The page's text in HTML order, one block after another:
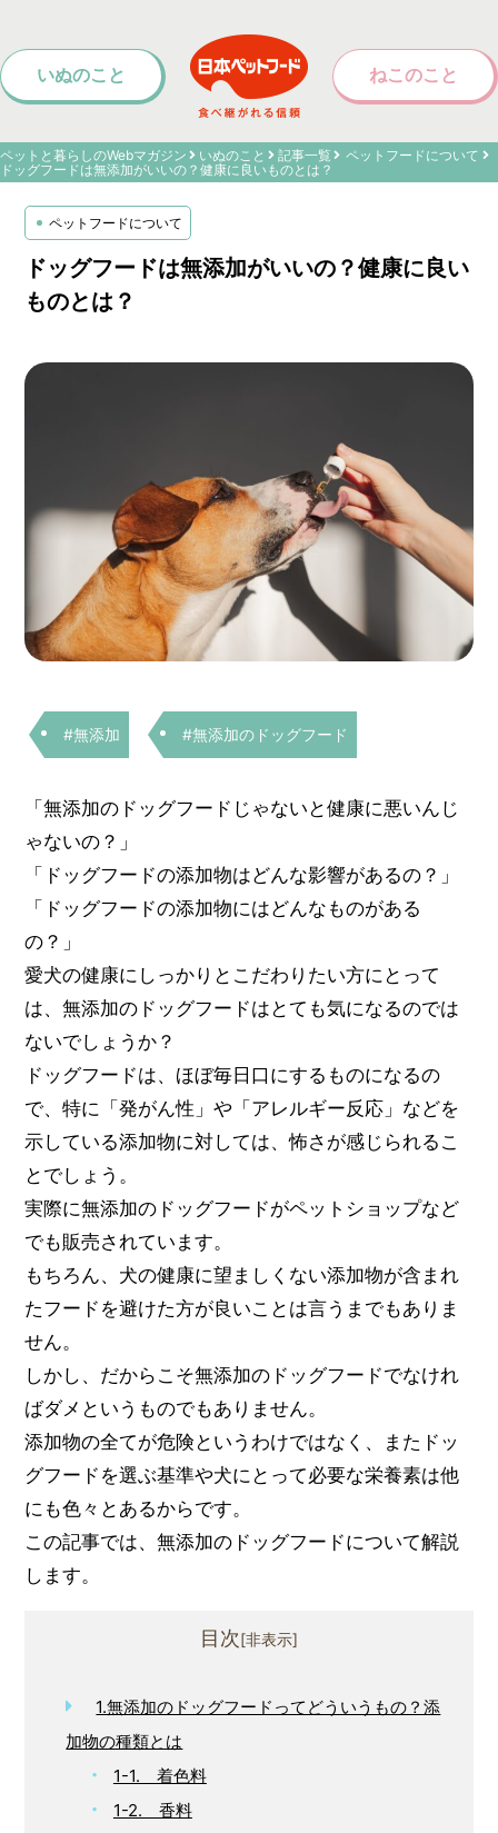
いぬのこと ねこのこと
ペットと暮らしのWebマガジン いぬのこと 記事一覧
ペットフードについて
ドッグフードは無添加がいいの？健康に良いものとは？
ペットフードについて
ドッグフードは無添加がいいの？健康に良い
ものとは？
#無添加 #無添加のドッグフード
「無添加のドッグフードじゃないと健康に悪いんじ
ゃないの？」
「ドッグフードの添加物はどんな影響があるの？」
「ドッグフードの添加物にはどんなものがある
の？」
愛犬の健康にしっかりとこだわりたい方にとって
は、無添加のドッグフードはとても気になるのでは
ないでしょうか？
ドッグフードは、ほぼ毎日口にするものになるの
で、特に「発がん性」や「アレルギー反応」などを
示している添加物に対しては、怖さが感じられるこ
とでしょう。
実際に無添加のドッグフードがペットショップなど
でも販売されています。
もちろん、犬の健康に望ましくない添加物が含まれ
たフードを避けた方が良いことは言うまでもありま
せん。
しかし、だからこそ無添加のドッグフードでなけれ
ばダメというものでもありません。
添加物の全てが危険というわけではなく、またドッ
グフードを選ぶ基準や犬にとって必要な栄養素は他
にも色々とあるからです。
この記事では、無添加のドッグフードについて解説
します。
目次
1.無添加のドッグフードってどういうもの？添
加物の種類とは
1-1. 着色料
1-2. 香料